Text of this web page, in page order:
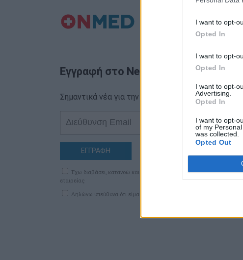
I want to opt-
Opted In
I want to opt-
Opted In
I want to opt-
Advertising.
Opted In
I want to opt-
of my
was collected.
Opted Out
Εγγραφή στο Newsletter
Σημαντικά νέα για την υγεία στο mail σας
ΕΓΓΡΑΦΗ
Έχω διαβάσει, κατανοώ και αποδέχομαι τους όρους χρήσηςκαι τη
εταιρείας
Δηλώνω υπεύθυνα ότι είμαι άνω των 18 ετών ή ότι βρίσκομαι υπό